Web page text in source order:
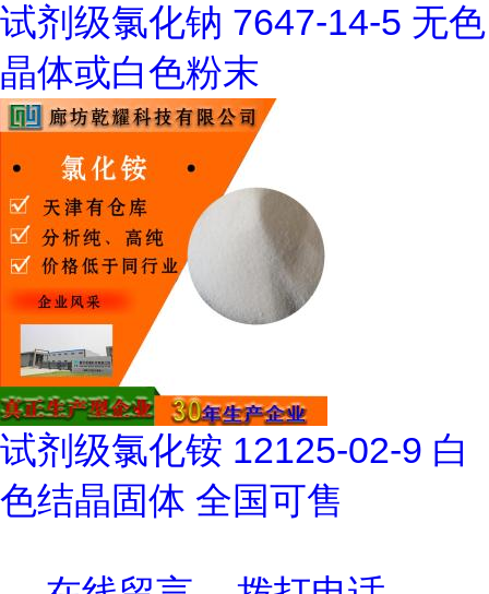
试剂级氯化钠 7647-14-5 无色
晶体或白色粉末
试剂级氯化铵 12125-02-9 白
色结晶固体 全国可售